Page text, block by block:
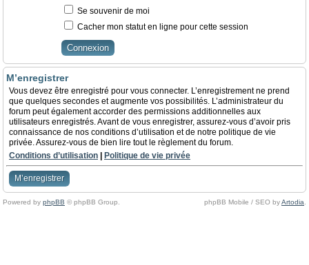
Se souvenir de moi
Cacher mon statut en ligne pour cette session
M’enregistrer
Vous devez être enregistré pour vous connecter. L’enregistrement ne prend
que quelques secondes et augmente vos possibilités. L’administrateur du
forum peut également accorder des permissions additionnelles aux
utilisateurs enregistrés. Avant de vous enregistrer, assurez-vous d’avoir pris
connaissance de nos conditions d’utilisation et de notre politique de vie
privée. Assurez-vous de bien lire tout le règlement du forum.
Conditions d’utilisation
Politique de vie privée
M’enregistrer
Powered by phpBB © phpBB Group. phpBB Mobile / SEO byArtodia